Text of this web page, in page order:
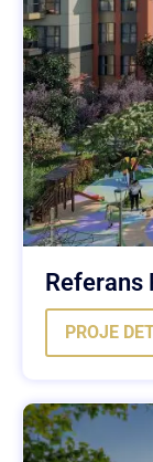
Referans
PROJE